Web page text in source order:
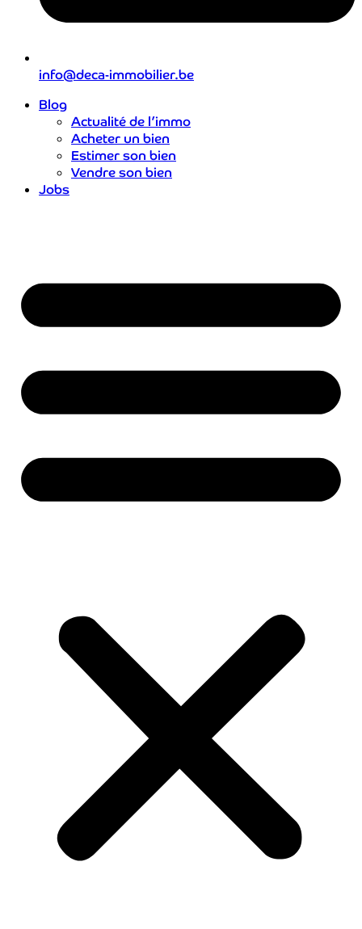
info@deca-immobilier.be
Blog
Actualité de l’immo
Acheter un bien
Estimer son bien
Vendre son bien
Jobs